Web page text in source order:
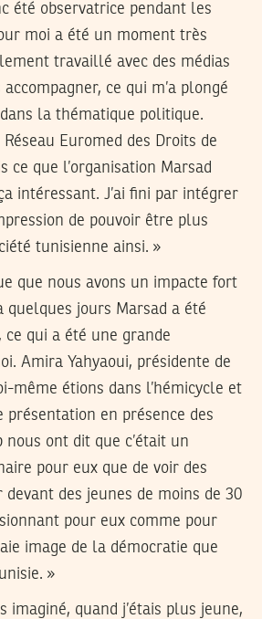
été observatrice pendant les
moi a été un moment très
travaillé avec des médias
ce qui m’a plongé
la thématique politique.
Réseau Euromed des Droits de
ce que l’organisation Marsad
intéressant. J’ai fini par intégrer
de pouvoir être plus
tunisienne ainsi. »
que nous avons un impacte fort
quelques jours Marsad a été
ce qui a été une grande
Amira Yahyaoui, présidente de
même étions dans l’hémicycle et
présentation en présence des
nous ont dit que c’était un
pour eux que de voir des
devant des jeunes de moins de 30
pour eux comme pour
image de la démocratie que
»
imaginé, quand j’étais plus jeune,